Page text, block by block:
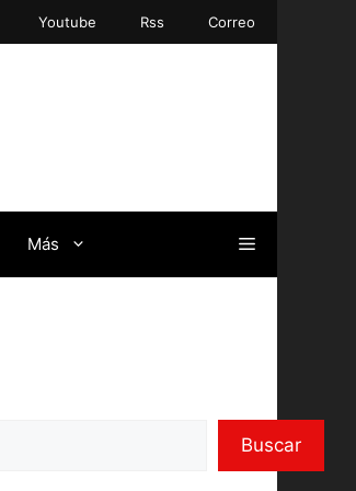
Youtube Rss Correo
Más
Buscar